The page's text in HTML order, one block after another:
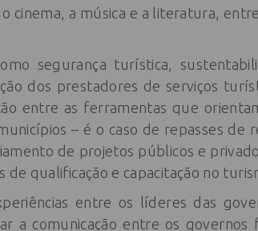
cinema, a música e a literatura,
segurança turística,
dos prestadores de serviços
entre as ferramentas que
– é o caso de repasses de
de projetos públicos e
qualificação e capacitação no
entre os líderes das
a comunicação entre os governos